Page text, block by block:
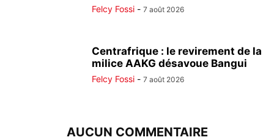
Felcy Fossi - 7 août 2026
Centrafrique : le revirement de la
milice AAKG désavoue Bangui
Felcy Fossi - 7 août 2026
AUCUN COMMENTAIRE